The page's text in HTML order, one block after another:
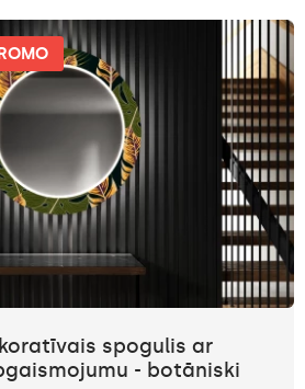
spogulis ar
- botāniski